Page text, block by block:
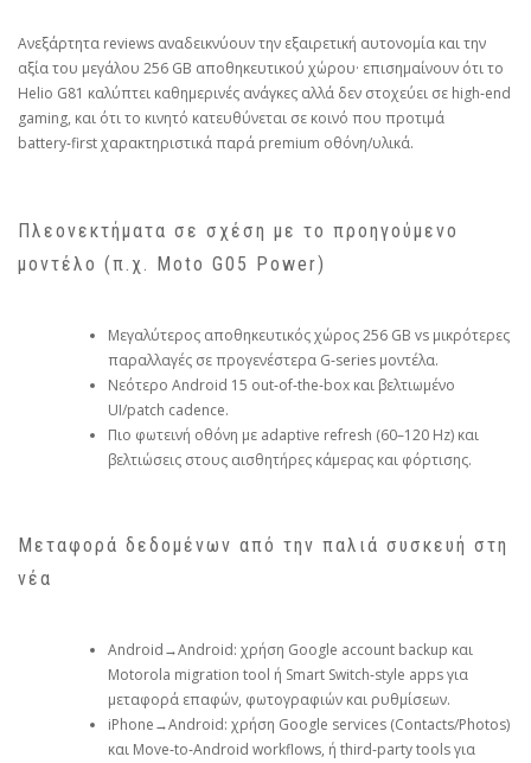
Ανεξάρτητα reviews αναδεικνύουν την εξαιρετική αυτονομία και την
αξία του μεγάλου 256 GB αποθηκευτικού χώρου· επισημαίνουν ότι το
Helio G81 καλύπτει καθημερινές ανάγκες αλλά δεν στοχεύει σε high‑end
gaming, και ότι το κινητό κατευθύνεται σε κοινό που προτιμά
battery‑first χαρακτηριστικά παρά premium οθόνη/υλικά.
Πλεονεκτήματα σε σχέση με το προηγούμενο
μοντέλο (π.χ. Moto G05 Power)
Μεγαλύτερος αποθηκευτικός χώρος 256 GB vs μικρότερες
παραλλαγές σε προγενέστερα G‑series μοντέλα.
Νεότερο Android 15 out‑of‑the‑box και βελτιωμένο
UI/patch cadence.
Πιο φωτεινή οθόνη με adaptive refresh (60–120 Hz) και
βελτιώσεις στους αισθητήρες κάμερας και φόρτισης.
Μεταφορά δεδομένων από την παλιά συσκευή στη
νέα
Android→Android: χρήση Google account backup και
Motorola migration tool ή Smart Switch‑style apps για
μεταφορά επαφών, φωτογραφιών και ρυθμίσεων.
iPhone→Android: χρήση Google services (Contacts/Photos)
και Move‑to‑Android workflows, ή third‑party tools για